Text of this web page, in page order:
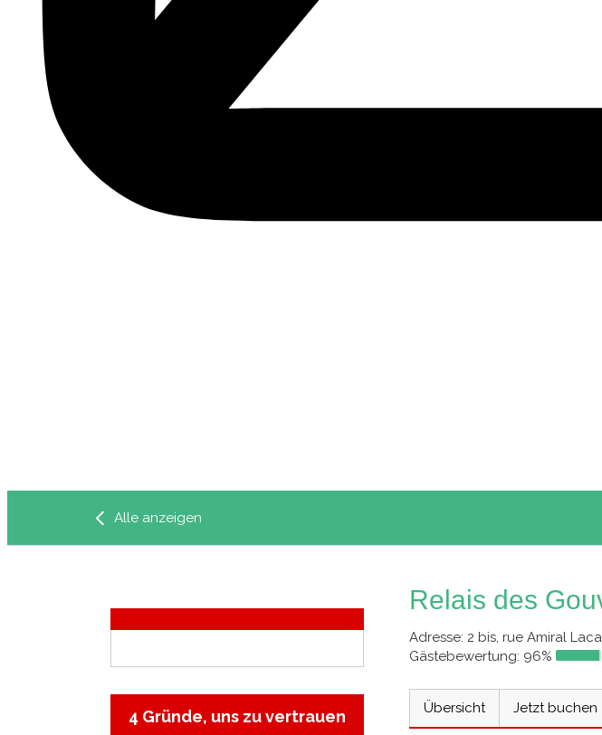
Alle anzeigen
Relais des
Adresse: 2 bis, rue Amiral
Gästebewertung: 96%
Übersicht Jetzt buchen
4 Gründe, uns zu vertrauen